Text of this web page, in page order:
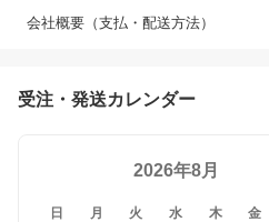
会社概要（支払・配送方法）
受注・発送カレンダー
2026年8月
日 月 火 水 木 金